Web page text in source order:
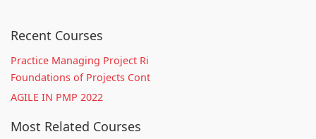
Recent Courses
Practice Managing Project Ri
Foundations of Projects Cont
AGILE IN PMP 2022
Most Related Courses